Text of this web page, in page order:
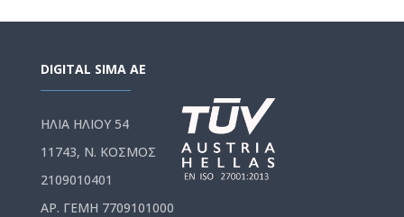
DIGITAL SIMA AE
ΗΛΙΑ ΗΛΙΟΥ 54
11743, Ν. ΚΟΣΜΟΣ
2109010401
ΑΡ. ΓΕΜΗ 7709101000